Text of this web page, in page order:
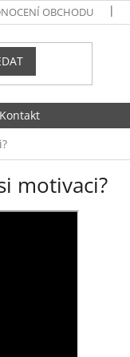
OBCHODU
Kontakt
motivaci?